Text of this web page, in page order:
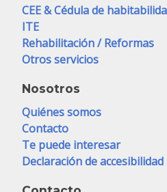
CEE & Cédula de
ITE
Rehabilitación / Reformas
Otros servicios
Nosotros
Quiénes somos
Contacto
Te puede interesar
Declaración de accesibilidad